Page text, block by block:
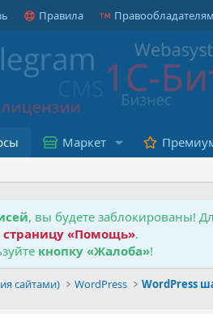
Правила Правообладателям
Маркет
, вы будете заблокированы!
страницу «Помощь».
кнопку «Жалоба»!
сайтами) WordPress WordPress